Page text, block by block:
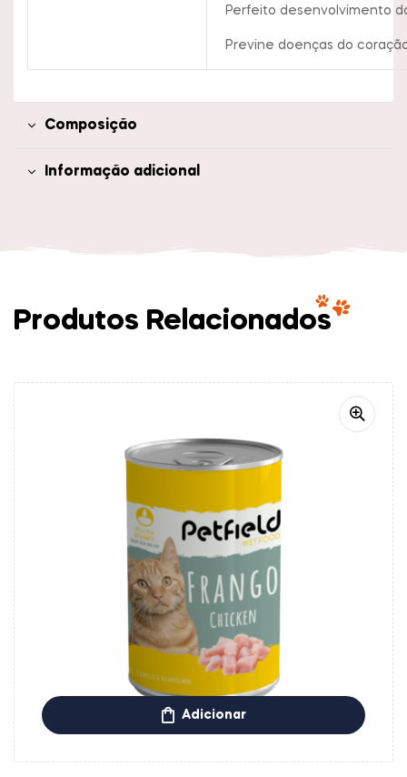
Perfeito desenvolvimento
Previne doenças do
Composição
Informação adicional
Produtos Relacionados
Adicionar